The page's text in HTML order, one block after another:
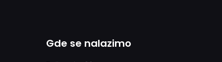
Gde se nalazimo